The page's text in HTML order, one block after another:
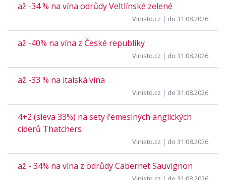
až -34 % na vína odrůdy Veltlínské zelené
Vinisto.cz | do 31.08.2026
až -40% na vína z České republiky
Vinisto.cz | do 31.08.2026
až -33 % na italská vína
Vinisto.cz | do 31.08.2026
4+2 (sleva 33%) na sety řemeslných anglických
ciderů Thatchers
Vinisto.cz | do 31.08.2026
až - 34% na vína z odrůdy Cabernet Sauvignon